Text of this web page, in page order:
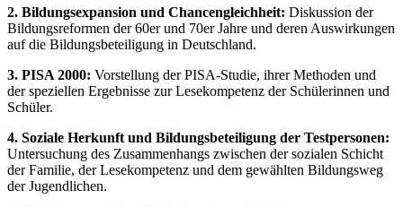
2. Bildungsexpansion und Chancengleichheit: Diskussion der
Bildungsreformen der 60er und 70er Jahre und deren Auswirkungen
auf die Bildungsbeteiligung in Deutschland.
3. PISA 2000: Vorstellung der PISA-Studie, ihrer Methoden und
der speziellen Ergebnisse zur Lesekompetenz der Schülerinnen und
Schüler.
4. Soziale Herkunft und Bildungsbeteiligung der Testpersonen:
Untersuchung des Zusammenhangs zwischen der sozialen Schicht
der Familie, der Lesekompetenz und dem gewählten Bildungsweg
der Jugendlichen.